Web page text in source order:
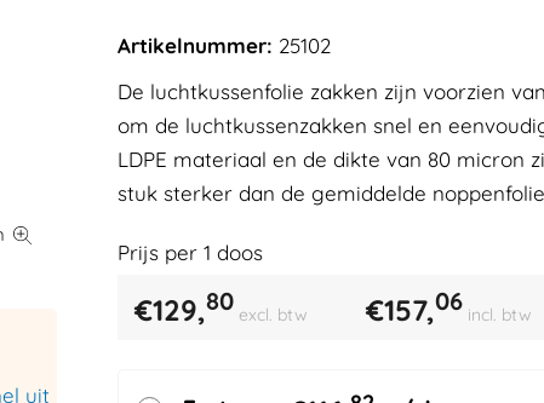
uit
Artikelnummer: 25102
De luchtkussenfolie zakken zijn voorzien
om de luchtkussenzakken snel en
LDPE materiaal en de dikte van 80 micron
stuk sterker dan de gemiddelde
Prijs per 1 doos
€129,80 excl. btw €157,06 incl. btw